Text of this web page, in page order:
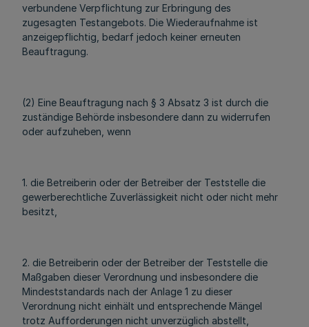
verbundene Verpflichtung zur Erbringung des
zugesagten Testangebots. Die Wiederaufnahme ist
anzeigepflichtig, bedarf jedoch keiner erneuten
Beauftragung.
(2) Eine Beauftragung nach § 3 Absatz 3 ist durch die
zuständige Behörde insbesondere dann zu widerrufen
oder aufzuheben, wenn
1. die Betreiberin oder der Betreiber der Teststelle die
gewerberechtliche Zuverlässigkeit nicht oder nicht mehr
besitzt,
2. die Betreiberin oder der Betreiber der Teststelle die
Maßgaben dieser Verordnung und insbesondere die
Mindeststandards nach der Anlage 1 zu dieser
Verordnung nicht einhält und entsprechende Mängel
trotz Aufforderungen nicht unverzüglich abstellt,